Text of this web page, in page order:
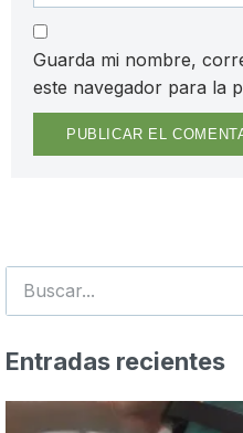
Guarda mi nombre,
este navegador para la
Entradas recientes